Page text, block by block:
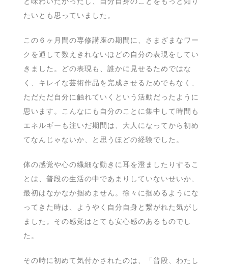
たいとも思っていました。
この６ヶ月間の専修講座の期間に、さまざまなワー
クを通して数えきれないほどの自分の表現をしてい
きました。どの表現も、誰かに見せるためではな
く、キレイな芸術作品を完成させるためでもなく、
ただただ自分に触れていくという活動だったように
思います。こんなにも自分のことに集中して時間も
エネルギーも注いだ期間は、大人になってから初め
てなんじゃないか、と思うほどの経験でした。
体の感覚や心の繊細な動きに耳を澄ましたりするこ
とは、普段の生活の中であまりしていないせいか、
最初はなかなか掴めません。徐々に掴めるようにな
ってきた時は、ようやく自分自身と繋がれた気がし
ました。その感覚はとても安心感のあるものでし
た。
その時に初めて気付かされたのは、「普段、わたし